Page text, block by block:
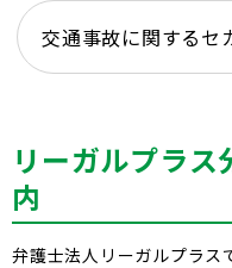
交通事故に関するセ
リーガルプラ
内
弁護士法人リーガルプラス